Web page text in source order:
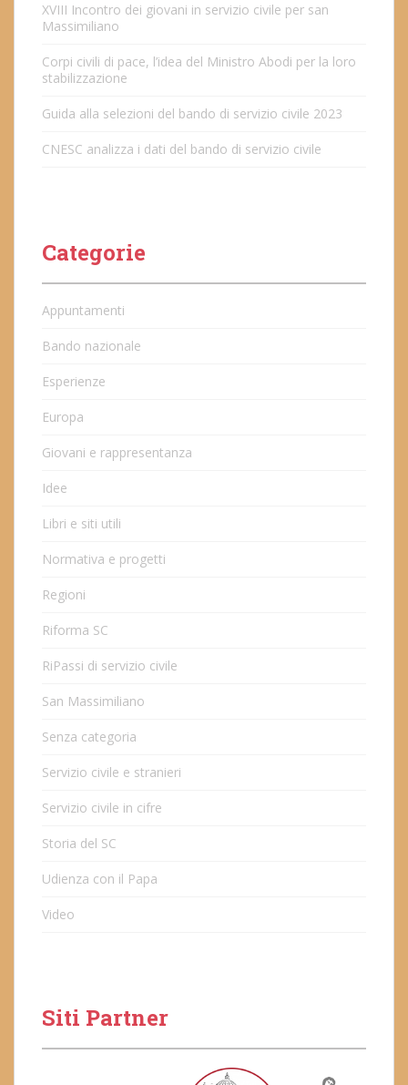
XVIII Incontro dei giovani in servizio civile per san
Massimiliano
Corpi civili di pace, l’idea del Ministro Abodi per la loro
stabilizzazione
Guida alla selezioni del bando di servizio civile 2023
CNESC analizza i dati del bando di servizio civile
Categorie
Appuntamenti
Bando nazionale
Esperienze
Europa
Giovani e rappresentanza
Idee
Libri e siti utili
Normativa e progetti
Regioni
Riforma SC
RiPassi di servizio civile
San Massimiliano
Senza categoria
Servizio civile e stranieri
Servizio civile in cifre
Storia del SC
Udienza con il Papa
Video
Siti Partner